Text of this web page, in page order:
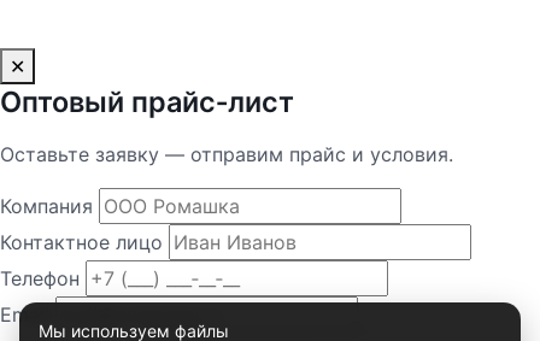
Мы используем файлы
✕
Оптовый прайс‑лист
Оставьте заявку — отправим прайс и условия.
Компания
Контактное лицо
Телефон
Email